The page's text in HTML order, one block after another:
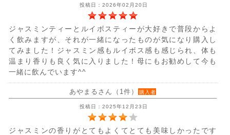
投稿日：2026年02月20日
ジャスミンティーとルイボスティーが大好きで普段からよ
く飲みますが、それが一緒になったものが気になり購入し
てみました！ジャスミン感もルイボス感も感じられ、体も
温まり香りも良く気に入りました！母にもお勧めして今も
一緒に飲んでいます^^
あやまるさん（1件） 購入者
投稿日：2025年12月23日
ジャスミンの香りがとてもよくてとても美味しかったです